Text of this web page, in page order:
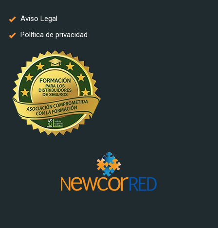
Aviso Legal
Política de privacidad